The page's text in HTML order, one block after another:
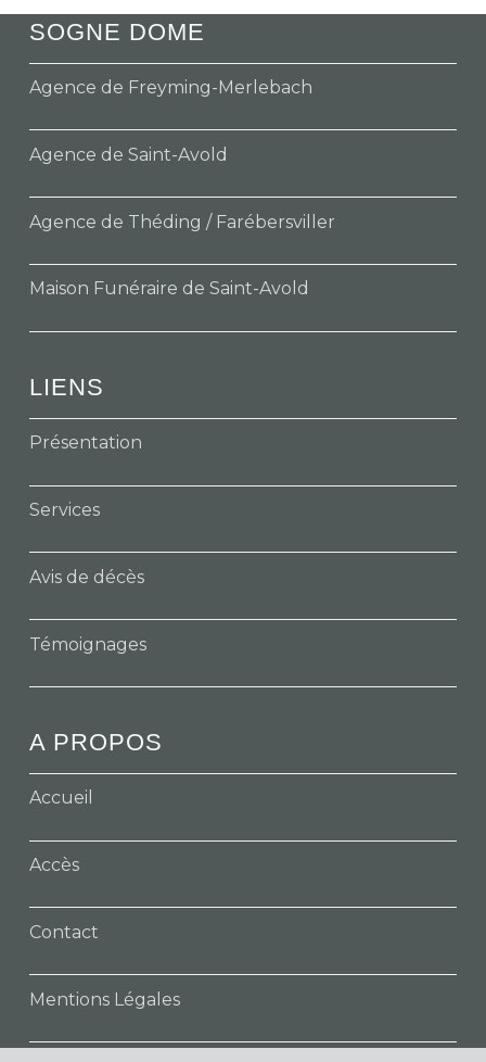
SOGNE DOME
Agence de Freyming-Merlebach
Agence de Saint-Avold
Agence de Théding / Farébersviller
Maison Funéraire de Saint-Avold
LIENS
Présentation
Services
Avis de décès
Témoignages
A PROPOS
Accueil
Accès
Contact
Mentions Légales